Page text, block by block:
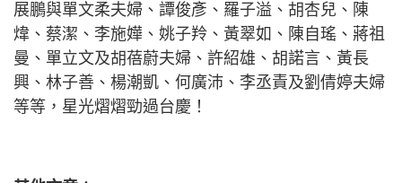
展鵬與單文柔夫婦、譚俊彥、羅子溢、胡杏兒、陳
煒、蔡潔、李施嬅、姚子羚、黃翠如、陳自瑤、蔣祖
曼、單立文及胡蓓蔚夫婦、許紹雄、胡諾言、黃長
興、林子善、楊潮凱、何廣沛、李丞責及劉倩婷夫婦
等等，星光熠熠勁過台慶！